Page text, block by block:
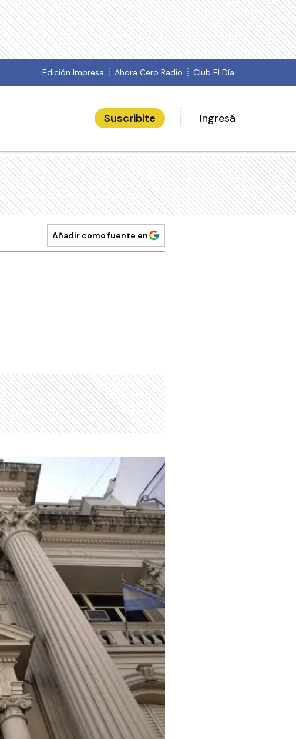
Edición Impresa Ahora Cero Radio Club El Día
Suscribite Ingresá
Añadir como fuente en